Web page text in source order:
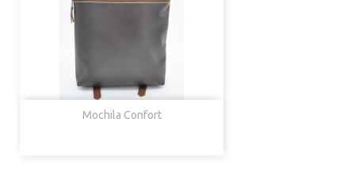
Mochila Confort